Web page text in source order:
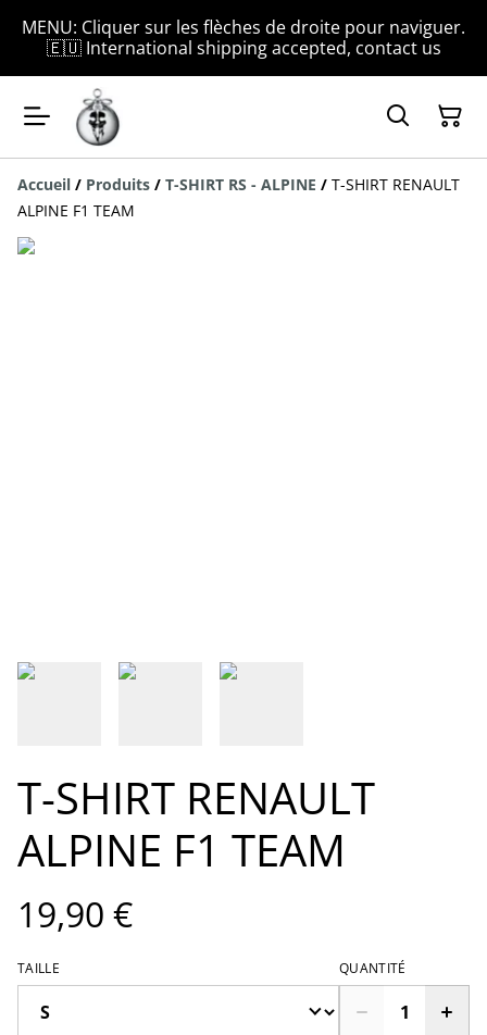
MENU: Cliquer sur les flèches de droite pour naviguer.
🇪🇺 International shipping accepted, contact us
Accueil / Produits / T-SHIRT RS - ALPINE / T-SHIRT RENAULT
ALPINE F1 TEAM
T-SHIRT RENAULT
ALPINE F1 TEAM
19,90 €
TAILLE QUANTITÉ